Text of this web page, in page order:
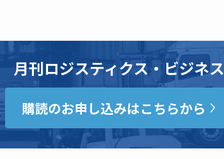
月刊ロジスティクス・ビジネス
購読のお申し込みはこちらから